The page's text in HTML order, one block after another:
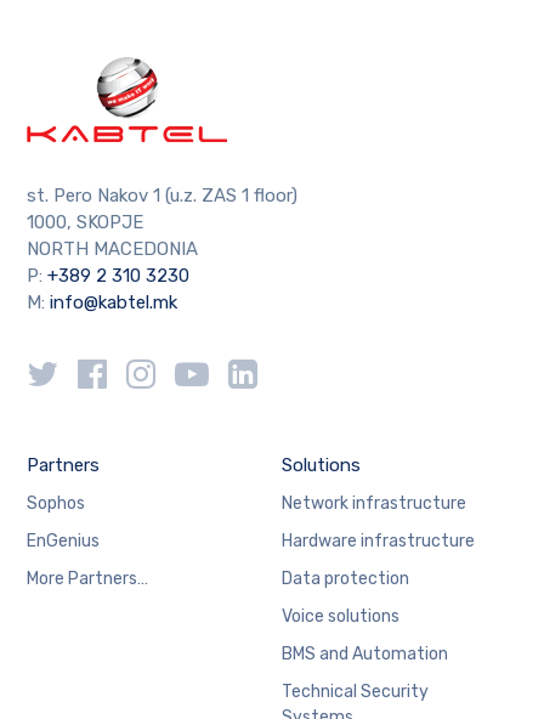
st. Pero Nakov 1 (u.z. ZAS 1 floor)
1000, SKOPJE
NORTH MACEDONIA
P: +389 2 310 3230
M:info@kabtel.mk
Partners
Sophos
EnGenius
More Partners…
Solutions
Network infrastructure
Hardware infrastructure
Data protection
Voice solutions
BMS and Automation
Technical Security